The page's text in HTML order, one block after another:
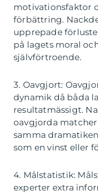
motivationsfaktor
förbättring.
upprepade
på lagets moral
självförtroende.
3. Oavgjort:
dynamik då båda
resultatmässigt.
oavgjorda
samma
som en vinst eller
4. Målstatistik:
experter extra